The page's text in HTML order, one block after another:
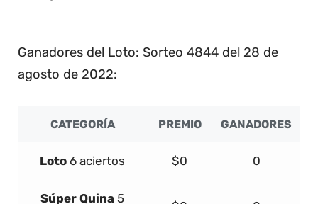
Ganadores del Loto: Sorteo 4844 del 28 de
agosto de 2022:
CATEGORÍA PREMIO GANADORES
Loto 6 aciertos $0 0
Súper Quina 5